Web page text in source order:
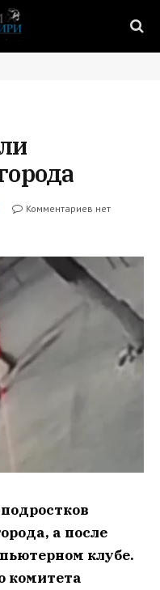
Комментариев нет
а после
клубе.
комитета